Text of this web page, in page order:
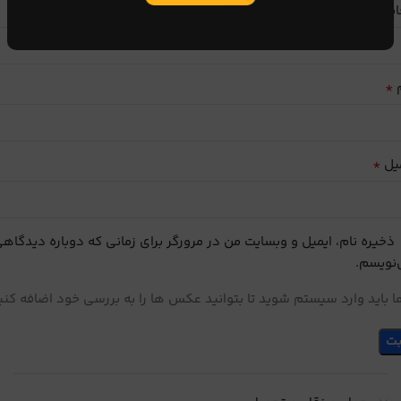
*
*
ذخیره نام، ایمیل و وبسایت من در مرورگر برای زمانی که دوباره
باید وارد سیستم شوید تا بتوانید عکس ها را به بررسی خود اضافه